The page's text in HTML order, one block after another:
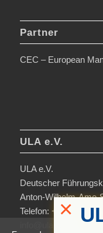
Partner
CEC – European
ULA e.V.
ULA e.V.
Deutscher
Anton-Wilhelm-Amo-
Telefon: +49 30-
×